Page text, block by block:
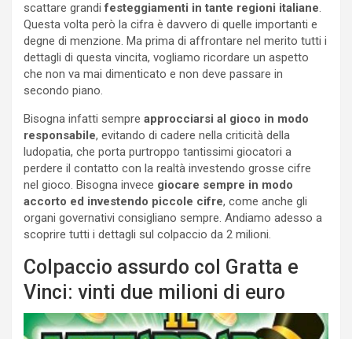
scattare grandifesteggiamenti in tante regioni italiane.
Questa volta però la cifra è davvero di quelle importanti e
degne di menzione. Ma prima di affrontare nel merito tutti i
dettagli di questa vincita, vogliamo ricordare un aspetto
che non va mai dimenticato e non deve passare in
secondo piano.
Bisogna infatti sempre approcciarsi al gioco in modo
responsabile, evitando di cadere nella criticità della
ludopatia, che porta purtroppo tantissimi giocatori a
perdere il contatto con la realtà investendo grosse cifre
nel gioco. Bisogna invece giocare sempre in modo
accorto ed investendo piccole cifre, come anche gli
organi governativi consigliano sempre. Andiamo adesso a
scoprire tutti i dettagli sul colpaccio da 2 milioni.
Colpaccio assurdo col Gratta e
Vinci: vinti due milioni di euro